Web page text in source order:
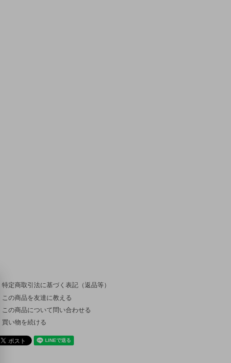
特定商取引法に基づく表記（返品等）
この商品を友達に教える
この商品について問い合わせる
買い物を続ける